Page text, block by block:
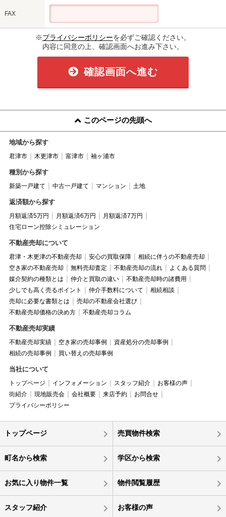
FAX
※プライバシーポリシーを必ずご確認ください。
内容に同意の上、確認画面へお進み下さい。
確認画面へ進む
このページの先頭へ
地域から探す
君津市 木更津市 富津市 袖ヶ浦市
種別から探す
新築一戸建て 中古一戸建て マンション 土地
返済額から探す
月額返済5万円 月額返済6万円
月額返済7万円
住宅ローン控除シミュレーション
不動産売却について
君津・木更津の不動産売却 安心の買取保障
相続に伴うの不動産売却
空き家の不動産売却
無料売却査定 不動産売却の流れ
よくある質問
媒介契約の種類とは
仲介と買取の違い
不動産売却時の諸費用
少しでも高く売るポイント
仲介手数料について
相続相談
売却に必要な書類とは
売却の不動産会社選び
不動産売却価格の決め方
不動産売却コラム
不動産売却実績
不動産売却実績 空き家の売却事例
資産処分の売却事例
相続の売却事例
買い替えの売却事例
当社について
トップページ インフォメーション スタッフ紹介
お客様の声
街紹介
現地販売会 会社概要 来店予約
お問合せ
プライバシーポリシー
トップページ 売買物件検索
町名から検索 学区から検索
お気に入り物件一覧 物件閲覧履歴
スタッフ紹介 お客様の声